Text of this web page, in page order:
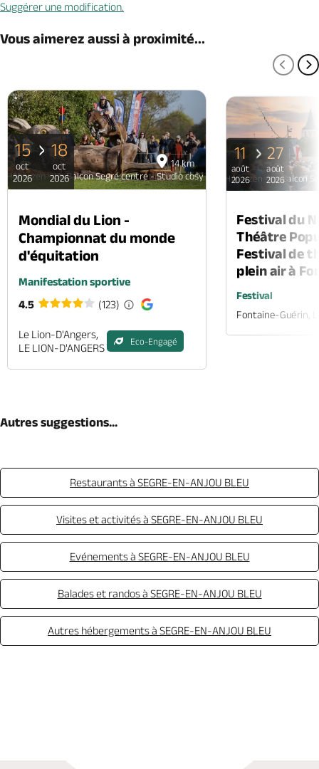
Suggérer une modification.
Vous aimerez aussi à proximité...
14 km
Hôte-zen - Le Balcon Segré centre - Studio cosy
15
oct
2026
18
oct
2026
Mondial du Lion -
Championnat du monde
d'équitation
Manifestation sportive
4.5
(123)
Le Lion-D'Angers,
LE LION-D'ANGERS
Eco-Engagé
Hôte-zen - Le Balcon
11
août
2026
27
août
2026
Festival du
Théâtre
Festival de
plein air à
Festival
Fontaine-Guérin,
Autres suggestions...
Restaurants à SEGRE-EN-ANJOU BLEU
Visites et activités à SEGRE-EN-ANJOU BLEU
Evénements à SEGRE-EN-ANJOU BLEU
Balades et randos à SEGRE-EN-ANJOU BLEU
Autres hébergements à SEGRE-EN-ANJOU BLEU